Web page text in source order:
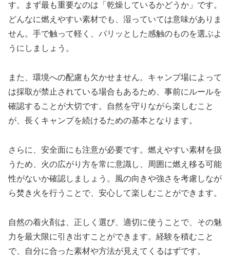
す。まず最も重要なのは「乾燥しているかどうか」です。
どんなに燃えやすい素材でも、湿っていては意味がありま
せん。手で触って軽く、パリッとした感触のものを選ぶよ
うにしましょう。
また、環境への配慮も欠かせません。キャンプ場によって
は採取が禁止されている場合もあるため、事前にルールを
確認することが大切です。自然を守りながら楽しむこと
が、長くキャンプを続けるための基本となります。
さらに、安全面にも注意が必要です。燃えやすい素材を扱
うため、火の広がり方を常に意識し、周囲に燃え移る可能
性がないか確認しましょう。風の向きや強さを考慮しなが
ら焚き火を行うことで、安心して楽しむことができます。
自然の着火剤は、正しく選び、適切に使うことで、その魅
力を最大限に引き出すことができます。経験を積むこと
で、自分に合った素材や方法が見えてくるはずです。